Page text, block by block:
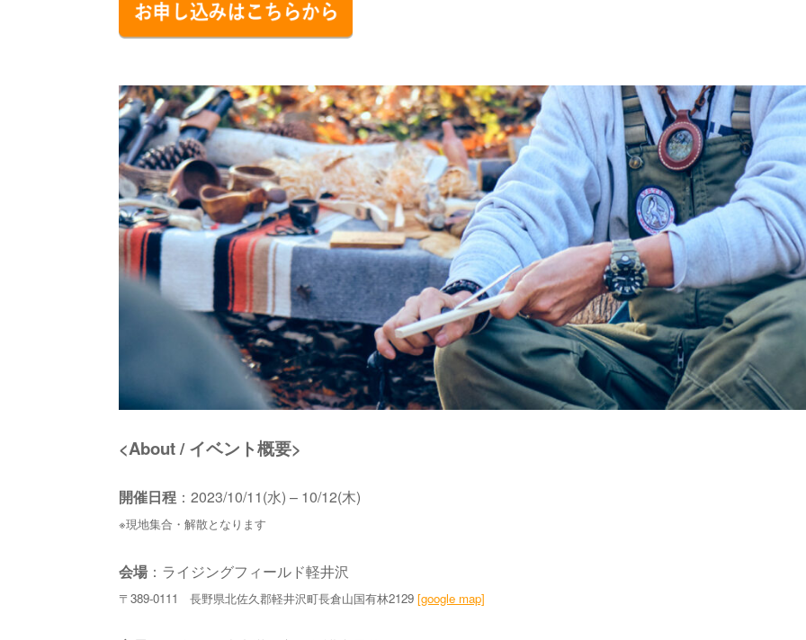
<About / イベント概要>
開催日程 ：2023/10/11(水) – 10/12(木)
※現地集合・解散となります
会場 ：ライジングフィールド軽井沢
〒389-0111 長野県北佐久郡軽井沢町長倉山国有林2129 [google map]